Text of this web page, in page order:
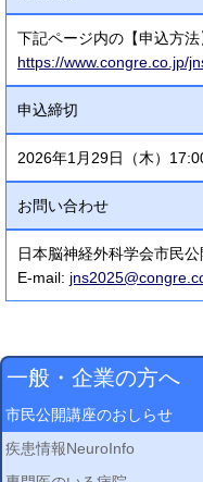
下記ページ内の【申込方法
https://www.congre.co.jp/
申込締切
2026年1月29日（木）
お問い合わせ
日本脳神経外科学会市民
E-mail:
一般・企業の方へ
市民公開講座のおしらせ
疾患情報NeuroInfo